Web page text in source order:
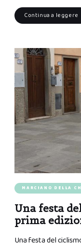
Continua a leggere
MARCIANO DELLA
Una festa
prima
Una festa del